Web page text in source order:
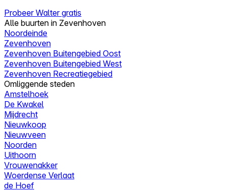
Probeer Walter gratis
Alle buurten in Zevenhoven
Noordeinde
Zevenhoven
Zevenhoven Buitengebied Oost
Zevenhoven Buitengebied West
Zevenhoven Recreatiegebied
Omliggende steden
Amstelhoek
De Kwakel
Mijdrecht
Nieuwkoop
Nieuwveen
Noorden
Uithoorn
Vrouwenakker
Woerdense Verlaat
de Hoef